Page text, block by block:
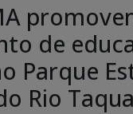
de
Parque
Rio